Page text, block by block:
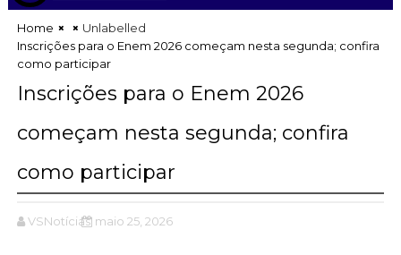
Home
Unlabelled
Inscrições para o Enem 2026 começam nesta segunda; confira
como participar
Inscrições para o Enem 2026
começam nesta segunda; confira
como participar
VSNotícias maio 25, 2026